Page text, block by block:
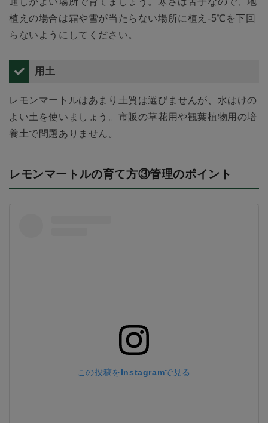
植えの場合は霜や雪が当たらない場所に植え-5℃を下回
らないようにしてください。
用土
レモンマートルはあまり土質は選びませんが、水はけの
よい土を使いましょう。市販の草花用や観葉植物用の培
養土で問題ありません。
レモンマートルの育て方③管理のポイント
この投稿をInstagramで見る